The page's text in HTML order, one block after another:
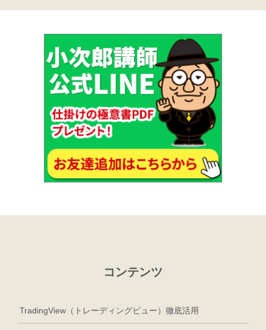
コンテンツ
TradingView（トレーディングビュー）徹底活用